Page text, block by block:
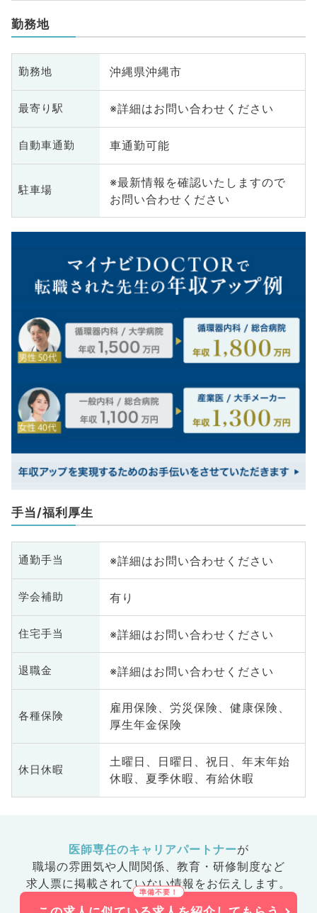
勤務地
勤務地 沖縄県沖縄市
最寄り駅 ※詳細はお問い合わせください
自動車通勤 車通勤可能
駐車場
※最新情報を確認いたしますので
お問い合わせください
手当/福利厚生
通勤手当 ※詳細はお問い合わせください
学会補助 有り
住宅手当 ※詳細はお問い合わせください
退職金 ※詳細はお問い合わせください
各種保険
雇用保険、労災保険、健康保険、
厚生年金保険
休日休暇
土曜日、日曜日、祝日、年末年始
休暇、夏季休暇、有給休暇
医師専任のキャリアパートナーが
職場の雰囲気や人間関係、 教育・研修制度など
求人票に掲載されていない情報をお伝えします。